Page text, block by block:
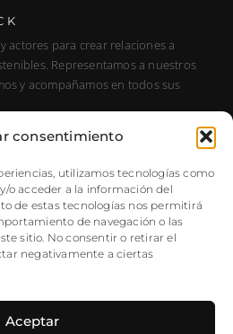
consentimiento
utilizamos tecnologías como
o acceder a la información del
de estas tecnologías nos permitirá
de navegación o las
sitio. No consentir o retirar el
negativamente a ciertas
Aceptar
actores para crear relaciones a
Representamos a nuestros
y acompañamos en todos sus